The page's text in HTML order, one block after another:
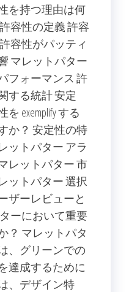
を持つ理由は何
容性の定義 許容
容性がパッティ
マレットパター
フォーマンス 許
する統計 安定
exemplify する
か？ 安定性の特
ットパター アラ
レットパター 市
ットパター 選択
ザーレビューと
ーにおいて重要
？ マレットパタ
、グリーンでの
達成するために
、デザイン特